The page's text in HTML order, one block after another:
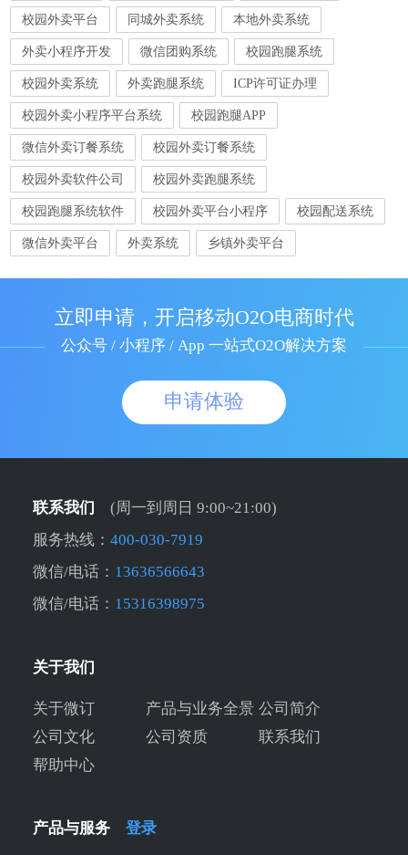
校园外卖平台 同城外卖系统 本地外卖系统
外卖小程序开发 微信团购系统 校园跑腿系统
校园外卖系统 外卖跑腿系统 ICP许可证办理
校园外卖小程序平台系统 校园跑腿APP
微信外卖订餐系统 校园外卖订餐系统
校园外卖软件公司 校园外卖跑腿系统
校园跑腿系统软件 校园外卖平台小程序 校园配送系统
微信外卖平台 外卖系统 乡镇外卖平台
立即申请，开启移动O2O电商时代
公众号 / 小程序 / App 一站式O2O解决方案
申请体验
联系我们
(周一到周日 9:00~21:00)
服务热线： 400-030-7919
微信/电话： 13636566643
微信/电话： 15316398975
关于我们
关于微订 产品与业务全景 公司简介
公司文化
公司资质
联系我们
帮助中心
产品与服务 登录